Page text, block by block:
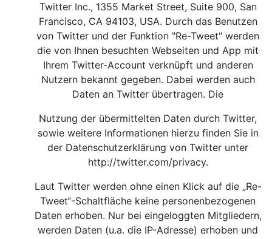
Twitter Inc., 1355 Market Street, Suite 900, San
Francisco, CA 94103, USA. Durch das Benutzen
von Twitter und der Funktion "Re-Tweet" werden
die von Ihnen besuchten Webseiten und App mit
Ihrem Twitter-Account verknüpft und anderen
Nutzern bekannt gegeben. Dabei werden auch
Daten an Twitter übertragen. Die
Nutzung der übermittelten Daten durch Twitter,
sowie weitere Informationen hierzu finden Sie in
der Datenschutzerklärung von Twitter unter
http://twitter.com/privacy.
Laut Twitter werden ohne einen Klick auf die „Re-
Tweet“-Schaltfläche keine personenbezogenen
Daten erhoben. Nur bei eingeloggten Mitgliedern,
werden Daten (u.a. die IP-Adresse) erhoben und